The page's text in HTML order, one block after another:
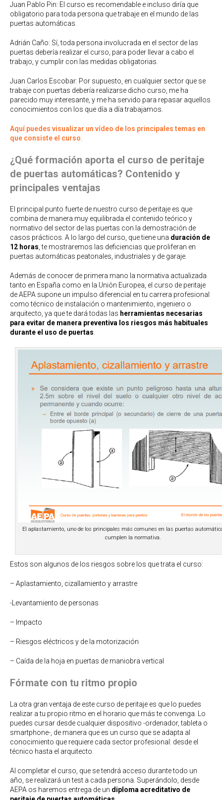
Juan Pablo Pin: El curso es recomendable e incluso diría que
obligatorio para toda persona que trabaje en el mundo de las
puertas automáticas.
Adrián Caño: Sí, toda persona involucrada en el sector de las
puertas debería realizar el curso, para poder llevar a cabo el
trabajo, y cumplir con las medidas obligatorias.
Juan Carlos Escobar: Por supuesto, en cualquier sector que se
trabaje con puertas debería realizarse dicho curso, me ha
parecido muy interesante, y me ha servido para repasar aquellos
conocimientos con los que día a día trabajamos.
Aquí puedes visualizar un vídeo de los principales temas en
que consiste el curso
¿Qué formación aporta el curso de peritaje
de puertas automáticas? Contenido y
principales ventajas
El principal punto fuerte de nuestro curso de peritaje es que
combina de manera muy equilibrada el contenido teórico y
normativo del sector de las puertas con la demostración de
casos prácticos. A lo largo del curso, que tiene una duración de
12 horas , te mostraremos las deficiencias que proliferan en
puertas automáticas peatonales, industriales y de garaje.
Además de conocer de primera mano la normativa actualizada
tanto en España como en la Unión Europea, el curso de peritaje
de AEPA supone un impulso diferencial en tu carrera profesional
como técnico de instalación o mantenimiento, ingeniero o
arquitecto, ya que te dará todas las herramientas necesarias
para evitar de manera preventiva los riesgos más habituales
durante el uso de puertas
El aplastamiento, uno de los principales más comunes en las puertas
cumplen la normativa.
Estos son algunos de los riesgos sobre los que trata el curso:
– Aplastamiento, cizallamiento y arrastre
-Levantamiento de personas
– Impacto
– Riesgos eléctricos y de la motorización
– Caída de la hoja en puertas de maniobra vertical
Fórmate con tu ritmo propio
La otra gran ventaja de este curso de peritaje es que lo puedes
realizar a tu propio ritmo en el horario que más te convenga. Lo
puedes cursar desde cualquier dispositivo -ordenador, tableta o
smartphone-, de manera que es un curso que se adapta al
conocimiento que requiere cada sector profesional: desde el
técnico hasta el arquitecto.
Al completar el curso, que se tendrá acceso durante todo un
año, se realizará un test a cada persona. Superándolo, desde
AEPA os haremos entrega de un diploma acreditativo de